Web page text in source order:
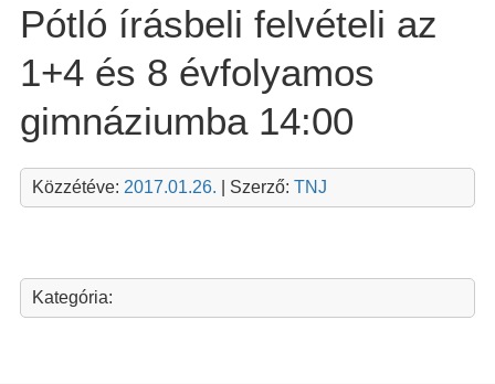
Pótló írásbeli felvételi az
1+4 és 8 évfolyamos
gimnáziumba 14:00
Közzétéve: 2017.01.26. | Szerző: TNJ
Kategória: